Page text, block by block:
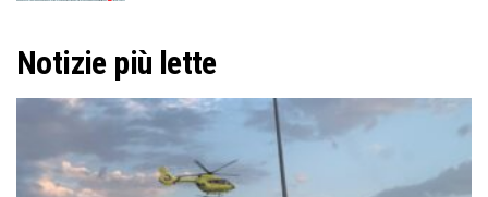
Notizie più lette